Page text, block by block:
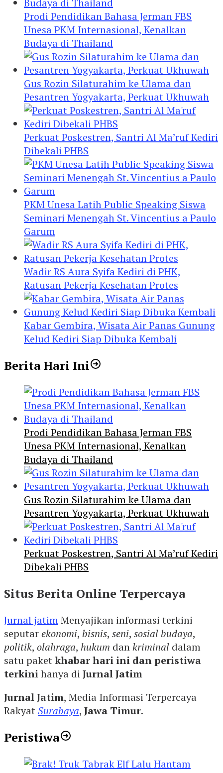
Prodi Pendidikan Bahasa Jerman FBS
Unesa PKM Internasional, Kenalkan
Budaya di Thailand
Gus Rozin Silaturahim ke Ulama dan
Pesantren Yogyakarta, Perkuat Ukhuwah
Perkuat Poskestren, Santri Al Ma’ruf Kediri
Dibekali PHBS
PKM Unesa Latih Public Speaking Siswa
Seminari Menengah St. Vincentius a Paulo
Garum
Wadir RS Aura Syifa Kediri di PHK,
Ratusan Pekerja Kesehatan Protes
Kabar Gembira, Wisata Air Panas Gunung
Kelud Kediri Siap Dibuka Kembali
Berita Hari Ini
Prodi Pendidikan Bahasa Jerman FBS
Unesa PKM Internasional, Kenalkan
Budaya di Thailand
Gus Rozin Silaturahim ke Ulama dan
Pesantren Yogyakarta, Perkuat Ukhuwah
Perkuat Poskestren, Santri Al Ma’ruf Kediri
Dibekali PHBS
Situs Berita Online Terpercaya
Jurnal jatimMenyajikan informasi terkini
seputarekonomi, bisnis, seni, sosial budaya,
politik, olahraga, hukum dankriminal dalam
satu paketkhabar hari ini dan peristiwa
terkinihanya di Jurnal Jatim
Jurnal Jatim, Media Informasi Terpercaya
RakyatSurabaya, Jawa Timur.
Peristiwa